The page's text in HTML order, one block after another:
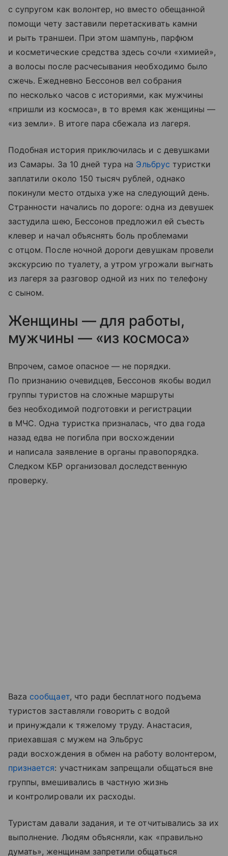
с супругом как волонтер, но вместо обещанной
помощи чету заставили перетаскивать камни
и рыть траншеи. При этом шампунь, парфюм
и косметические средства здесь сочли «химией»,
а волосы после расчесывания необходимо было
сжечь. Ежедневно Бессонов вел собрания
по несколько часов с историями, как мужчины
«пришли из космоса», в то время как женщины —
«из земли». В итоге пара сбежала из лагеря.
Подобная история приключилась и с девушками
из Самары. За 10 дней тура на Эльбрус туристки
заплатили около 150 тысяч рублей, однако
покинули место отдыха уже на следующий день.
Странности начались по дороге: одна из девушек
застудила шею, Бессонов предложил ей съесть
клевер и начал объяснять боль проблемами
с отцом. После ночной дороги девушкам провели
экскурсию по туалету, а утром угрожали выгнать
из лагеря за разговор одной из них по телефону
с сыном.
Женщины — для работы,
мужчины — «из космоса»
Впрочем, самое опасное — не порядки.
По признанию очевидцев, Бессонов якобы водил
группы туристов на сложные маршруты
без необходимой подготовки и регистрации
в МЧС. Одна туристка призналась, что два года
назад едва не погибла при восхождении
и написала заявление в органы правопорядка.
Следком КБР организовал доследственную
проверку.
Baza сообщает, что ради бесплатного подъема
туристов заставляли говорить с водой
и принуждали к тяжелому труду. Анастасия,
приехавшая с мужем на Эльбрус
ради восхождения в обмен на работу волонтером,
признается: участникам запрещали общаться вне
группы, вмешивались в частную жизнь
и контролировали их расходы.
Туристам давали задания, и те отчитывались за их
выполнение. Людям объясняли, как «правильно
думать», женщинам запретили общаться